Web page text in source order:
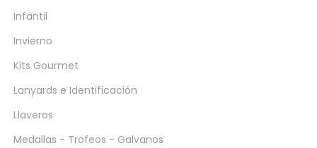
Infantil
Invierno
Kits Gourmet
Lanyards e Identificación
Llaveros
Medallas - Trofeos - Galvanos